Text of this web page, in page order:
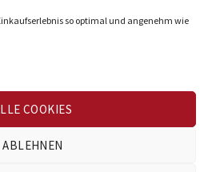
so optimal und angenehm wie
COOKIES
ABLEHNEN